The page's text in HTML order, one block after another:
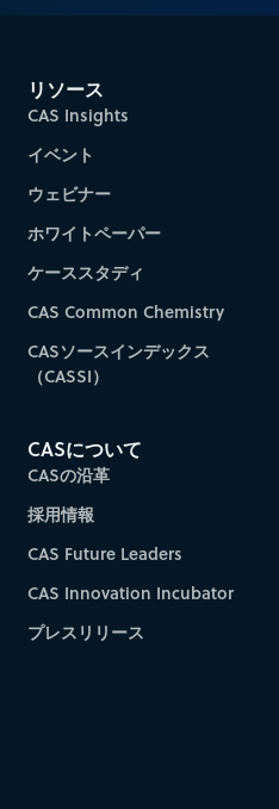
リソース
CAS Insights
イベント
ウェビナー
ホワイトペーパー
ケーススタディ
CAS Common Chemistry
CASソースインデックス
（CASSI）
CASについて
CASの沿革
採用情報
CAS Future Leaders
CAS Innovation Incubator
プレスリリース